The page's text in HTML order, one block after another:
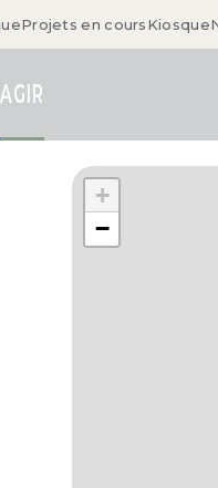
Projets en coursKiosque
AGIR
+
−